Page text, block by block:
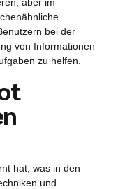
bei der
von Informationen
zu helfen.
hat, was in den
und